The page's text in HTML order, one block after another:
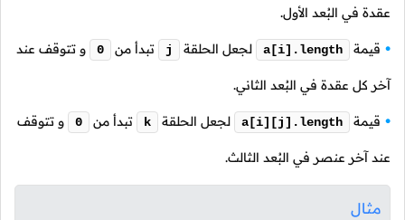
عقدة في البُعد الأول.
قيمة a[i].length لجعل الحلقة j تبدأ من 0 و تتوقف عند
آخر كل عقدة في البُعد الثاني.
قيمة a[i][j].length لجعل الحلقة k تبدأ من 0 و تتوقف
عند آخر عنصر في البُعد الثالث.
مثال